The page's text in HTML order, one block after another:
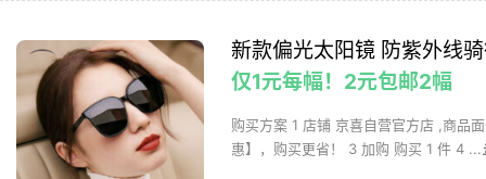
新款偏光太阳镜 防紫外线
仅1元每幅！2元包邮2幅
购买方案 1 店铺 京喜自营官方店 ,商品
惠】，购买更省！ 3 加购 购买 1 件 4 ...